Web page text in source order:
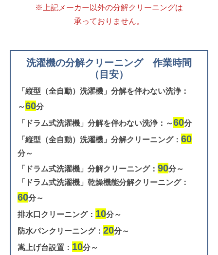
※上記メーカー以外の分解クリーニングは
承っておりません。
洗濯機の分解クリーニング 作業時間
（目安）
「縦型（全自動）洗濯機」分解を伴わない洗浄：
～60分
「ドラム式洗濯機」分解を伴わない洗浄：～60分
「縦型（全自動）洗濯機」分解クリーニング： 60
分～
「ドラム式洗濯機」分解クリーニング： 90分～
「ドラム式洗濯機」乾燥機能分解クリーニング：
60分～
排水口クリーニング： 10分～
防水パンクリーニング： 20分～
嵩上げ台設置： 10分～